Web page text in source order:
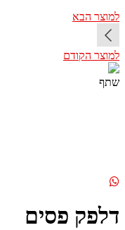
למוצר הבא
למוצר הקודם
שתף
דלפק פסים